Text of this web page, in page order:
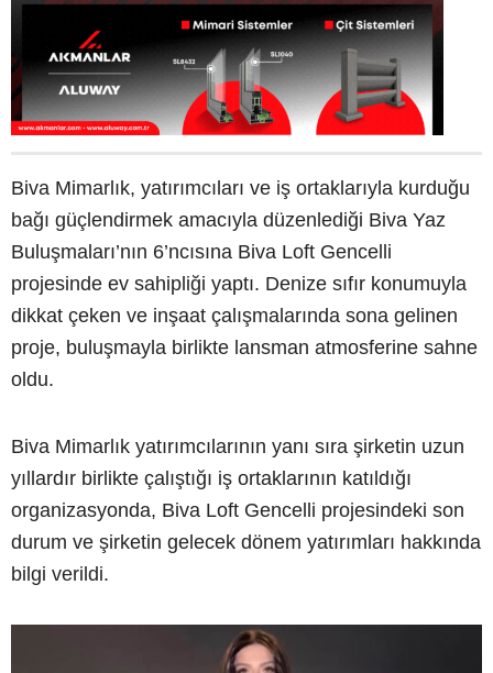
Biva Mimarlık, yatırımcıları ve iş ortaklarıyla kurduğu
bağı güçlendirmek amacıyla düzenlediği Biva Yaz
Buluşmaları’nın 6’ncısına Biva Loft Gencelli
projesinde ev sahipliği yaptı. Denize sıfır konumuyla
dikkat çeken ve inşaat çalışmalarında sona gelinen
proje, buluşmayla birlikte lansman atmosferine sahne
oldu.
Biva Mimarlık yatırımcılarının yanı sıra şirketin uzun
yıllardır birlikte çalıştığı iş ortaklarının katıldığı
organizasyonda, Biva Loft Gencelli projesindeki son
durum ve şirketin gelecek dönem yatırımları hakkında
bilgi verildi.